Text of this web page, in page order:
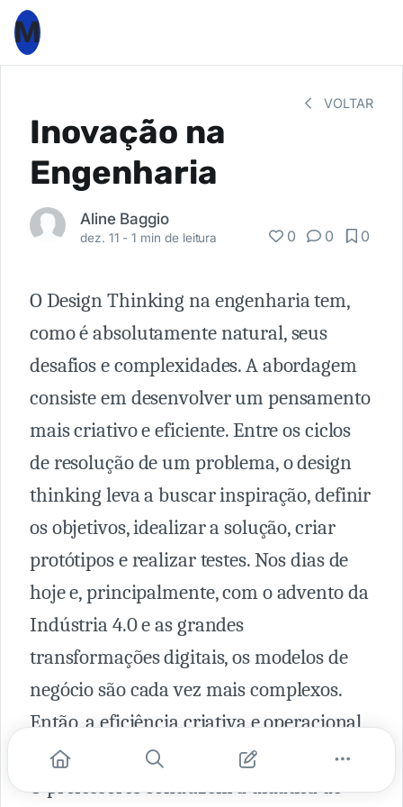
M
VOLTAR
Inovação na
Engenharia
Aline Baggio
dez. 11 -1 min de leitura 0 0 0
O Design Thinking na engenharia tem,
como é absolutamente natural, seus
desafios e complexidades. A abordagem
consiste em desenvolver um pensamento
mais criativo e eficiente. Entre os ciclos
de resolução de um problema, o design
thinking leva a buscar inspiração, definir
os objetivos, idealizar a solução, criar
protótipos e realizar testes. Nos dias de
hoje e, principalmente, com o advento da
Indústria 4.0 e as grandes
transformações digitais, os modelos de
negócio são cada vez mais complexos.
Então, a eficiência criativa e operacional
se faz decisiva.
O professores conduzem a didática de